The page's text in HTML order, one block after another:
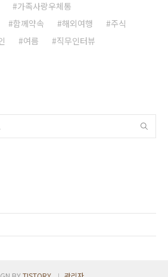
가족사랑우체통
함께약속 해외여행
주식
여름 직무인터뷰